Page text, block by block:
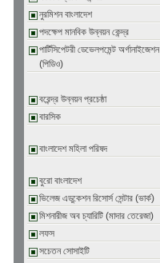
নুরমিশন বাংলাদেশ
পদক্ষেপ মানবিক উন্নয়ন কেন্দ্র
পার্টিসিপেটরী ডেভেলপমেন্ট অর্গানাইজেশন
(পিডিও)
বরেন্দ্র উন্নয়ন প্রচেষ্ঠা
বারসিক
বাংলাদেশ মহিলা পরিষদ
বুরো বাংলাদেশ
ভিলেজ এডুকেশন রিসোর্স সেন্টার (ভার্ক)
মিশনারীজ অব চ্যারিটি (মাদার তেরেজা)
লফস
সচেতন সোসাইটি